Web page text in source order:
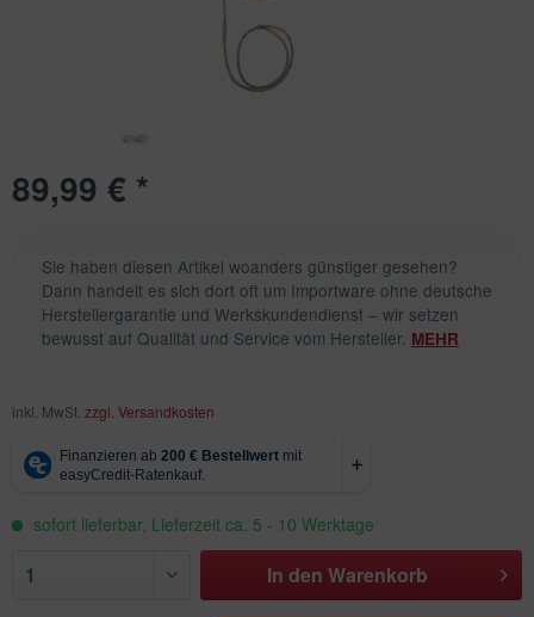
89,99 € *
Sie haben diesen Artikel woanders günstiger gesehen?
Dann handelt es sich dort oft um Importware ohne deutsche
Herstellergarantie und Werkskundendienst – wir setzen
bewusst auf Qualität und Service vom Hersteller. MEHR
inkl. MwSt. zzgl. Versandkosten
sofort lieferbar, Lieferzeit ca. 5 - 10 Werktage
In den Warenkorb